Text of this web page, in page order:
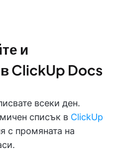
и
ClickUp Docs
всеки ден.
списък в ClickUp
с промяната на